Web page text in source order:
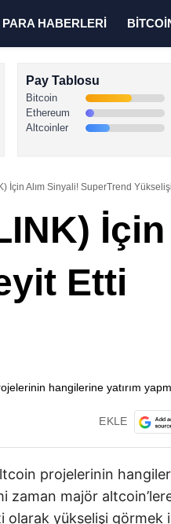
PARA HABERLERİ
Pay Tablosu
Bitcoin
Ethereum
Altcoinler
İçin Alım Sinyali! SuperTrend
Etti
EKLE
projelerinin
zaman majör
olarak yükselişi görmek